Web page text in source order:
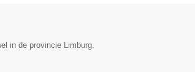
in de provincie Limburg.